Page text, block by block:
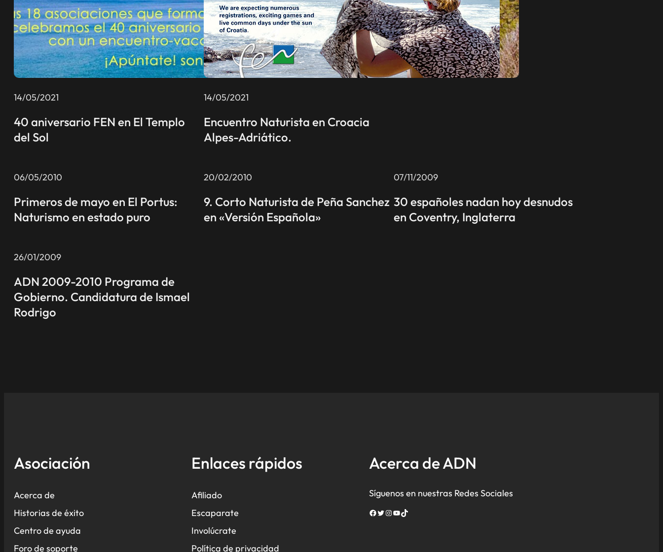
14/05/2021
40 aniversario FEN en El Templo
del Sol
14/05/2021
Encuentro Naturista en Croacia
Alpes-Adriático.
06/05/2010
Primeros de mayo en El Portus:
Naturismo en estado puro
20/02/2010
9. Corto Naturista de Peña Sanchez
en «Versión Española»
07/11/2009
30 españoles nadan hoy desnudos
en Coventry, Inglaterra
26/01/2009
ADN 2009-2010 Programa de
Gobierno. Candidatura de Ismael
Rodrigo
Asociación
Acerca de
Historias de éxito
Centro de ayuda
Foro de soporte
Enlaces rápidos
Afiliado
Escaparate
Involúcrate
Política de privacidad
Acerca de ADN
Síguenos en nuestras Redes Sociales
Facebook
Twitter
Instagram
YouTube
TikTok